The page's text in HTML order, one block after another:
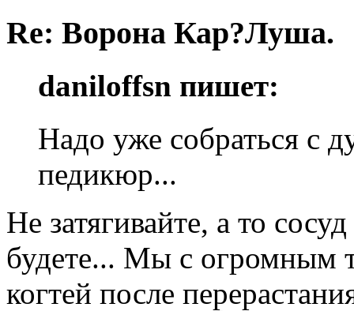
Re: Ворона Кар?Луша.
daniloffsn пишет:
Надо уже собраться с
педикюр...
Не затягивайте, а то
будете... Мы с огромным
когтей после